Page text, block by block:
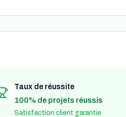
Taux de réussite
100% de projets réussis
Satisfaction client garantie